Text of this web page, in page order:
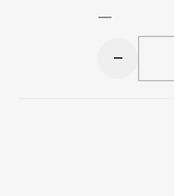
—
−